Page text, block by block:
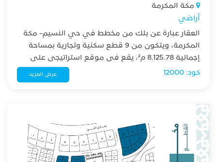
مكة المكرمة
أراضي
العقار عبارة عن بلك من مخطط في حي النسيم– مكة
المكرمة، ويتكون من 9 قطع سكنية وتجارية بمساحة
إجمالية 8,125.78 م²، يقع في موقع استراتيجي على
طريق فاطمة الزهراء (ممشى النسيم)
كود: 12000 عرض المزيد